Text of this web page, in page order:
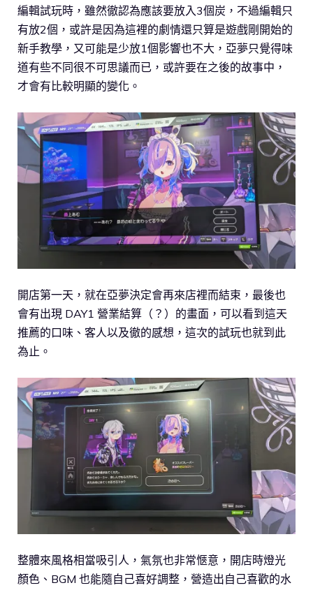
編輯試玩時，雖然徹認為應該要放入3個炭，不過編輯只
有放2個，或許是因為這裡的劇情還只算是遊戲剛開始的
新手教學，又可能是少放1個影響也不大，亞夢只覺得味
道有些不同很不可思議而已，或許要在之後的故事中，
才會有比較明顯的變化。
開店第一天，就在亞夢決定會再來店裡而結束，最後也
會有出現 DAY1 營業結算（？）的畫面，可以看到這天
推薦的口味、客人以及徹的感想，這次的試玩也就到此
為止。
整體來風格相當吸引人，氣氛也非常愜意，開店時燈光
顏色、BGM 也能隨自己喜好調整，營造出自己喜歡的水